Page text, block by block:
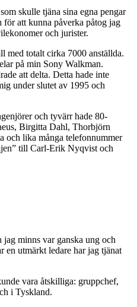
skulle tjäna sina egna pengar
att kunna påverka påtog jag
och jurister.
med totalt cirka 7000 anställda.
på min Sony Walkman.
att delta. Detta hade inte
under slutet av 1995 och
och tyvärr hade 80-
Birgitta Dahl, Thorbjörn
och lika många telefonnummer
till Carl-Erik Nyqvist och
jag minns var ganska ung och
utmärkt ledare har jag tjänat
vara åtskilliga: gruppchef,
i Tyskland.